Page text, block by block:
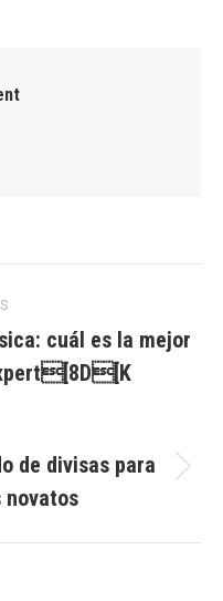
cuál es la mejor
de divisas para